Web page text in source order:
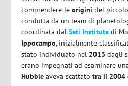
comprendere le origini del
condotta da un team di
coordinata dalSeti Institute di
Ippocampo, inizialmente
stato individuato nel 2013 dagli
erano impegnati ad esaminare
Hubble aveva scattatotra il 2004